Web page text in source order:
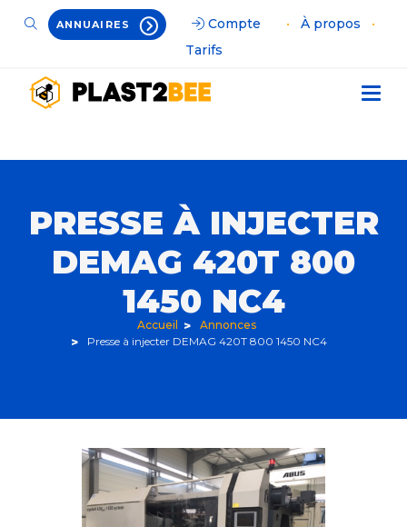
ANNUAIRES Compte • À propos
•
Tarifs
PRESSE À INJECTER
DEMAG 420T 800
1450 NC4
Accueil
Annonces
Presse à injecter DEMAG 420T 800 1450 NC4